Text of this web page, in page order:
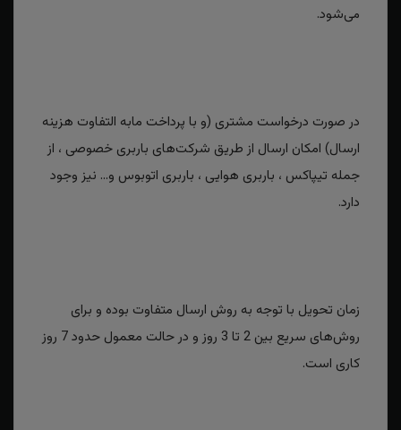
می‌شود.
در صورت درخواست مشتری (و با پرداخت مابه التفاوت هزینه
ارسال) امکان ارسال از طریق شرکت‌های باربری خصوصی ، از
جمله تیپاکس ، باربری هوایی ، باربری اتوبوس و... نیز وجود
دارد.
زمان تحویل با توجه به روش ارسال متفاوت بوده و برای
روش‌های سریع بین 2 تا 3 روز و در حالت معمول حدود 7 روز
کاری است.